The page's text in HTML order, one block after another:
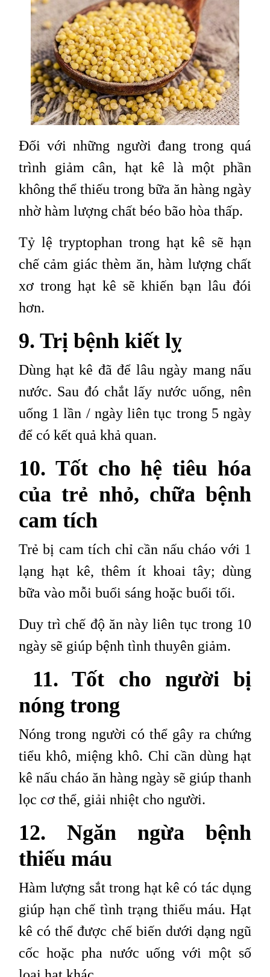
Đối với những người đang trong quá
trình giảm cân, hạt kê là một phần
không thể thiếu trong bữa ăn hàng ngày
nhờ hàm lượng chất béo bão hòa thấp.
Tỷ lệ tryptophan trong hạt kê sẽ hạn
chế cảm giác thèm ăn, hàm lượng chất
xơ trong hạt kê sẽ khiến bạn lâu đói
hơn.
9. Trị bệnh kiết lỵ
Dùng hạt kê đã để lâu ngày mang nấu
nước. Sau đó chắt lấy nước uống, nên
uống 1 lần / ngày liên tục trong 5 ngày
để có kết quả khả quan.
10. Tốt cho hệ tiêu hóa
của trẻ nhỏ, chữa bệnh
cam tích
Trẻ bị cam tích chỉ cần nấu cháo với 1
lạng hạt kê, thêm ít khoai tây; dùng
bữa vào mỗi buổi sáng hoặc buổi tối.
Duy trì chế độ ăn này liên tục trong 10
ngày sẽ giúp bệnh tình thuyên giảm.
11. Tốt cho người bị
nóng trong
Nóng trong người có thể gây ra chứng
tiểu khô, miệng khô. Chỉ cần dùng hạt
kê nấu cháo ăn hàng ngày sẽ giúp thanh
lọc cơ thể, giải nhiệt cho người.
12. Ngăn ngừa bệnh
thiếu máu
Hàm lượng sắt trong hạt kê có tác dụng
giúp hạn chế tình trạng thiếu máu. Hạt
kê có thể được chế biến dưới dạng ngũ
cốc hoặc pha nước uống với một số